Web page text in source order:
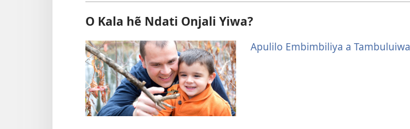
O Kala hẽ Ndati Onjali Yiwa?
Apulilo Embimbiliya a Tambuluiwa